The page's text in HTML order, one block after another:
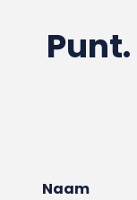
Naam